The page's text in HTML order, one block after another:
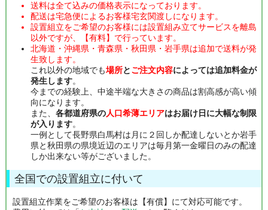
送料は全て込みの価格表示になっております。
配送は宅急便によるお客様宅玄関渡しになります。
設置組立をご希望のお客様には設置組み立てサービスを離島
以外ですが、【有料】で行っています。
北海道・沖縄県・青森県・秋田県・岩手県は追加で送料が発
生致します。
これ以外の地域でも場所とご注文内容によっては追加料金が
発生します。
今までの経験上、中途半端な大きさの商品は割高感が高い傾
向になります。
また、 各都道府県の人口希薄エリアはお届け日に大幅な制限
が入ります。
一例として長野県白馬村は月に２回しか配達しないとか岩手
県と秋田県の県境近辺のエリアは毎月第一金曜日のみの配達
しか出来ない等がございました。
全国での設置組立に付いて
設置組立作業をご希望のお客様は【有償】にて対応可能です。